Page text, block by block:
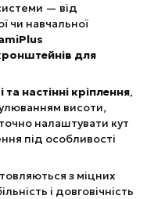
— від
чи навчальної
для
та настінні кріплення,
висоти,
налаштувати кут
під особливості
з міцних
і довговічність